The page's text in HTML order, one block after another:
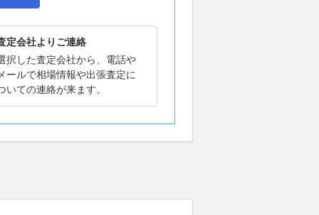
定会社よりご連絡
択した査定会社から、電話や
ールで相場情報や出張査定に
いての連絡が来ます。